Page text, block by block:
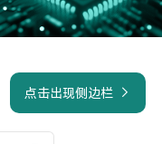
点击出现侧边栏